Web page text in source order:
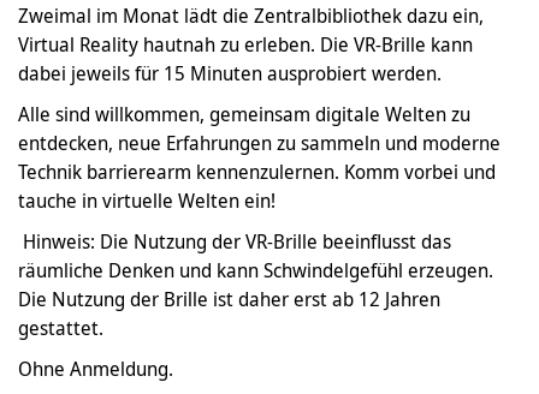
Zweimal im Monat lädt die Zentralbibliothek dazu ein,
Virtual Reality hautnah zu erleben. Die VR-Brille kann
dabei jeweils für 15 Minuten ausprobiert werden.
Alle sind willkommen, gemeinsam digitale Welten zu
entdecken, neue Erfahrungen zu sammeln und moderne
Technik barrierearm kennenzulernen. Komm vorbei und
tauche in virtuelle Welten ein!
Hinweis: Die Nutzung der VR-Brille beeinflusst das
räumliche Denken und kann Schwindelgefühl erzeugen.
Die Nutzung der Brille ist daher erst ab 12 Jahren
gestattet.
Ohne Anmeldung.